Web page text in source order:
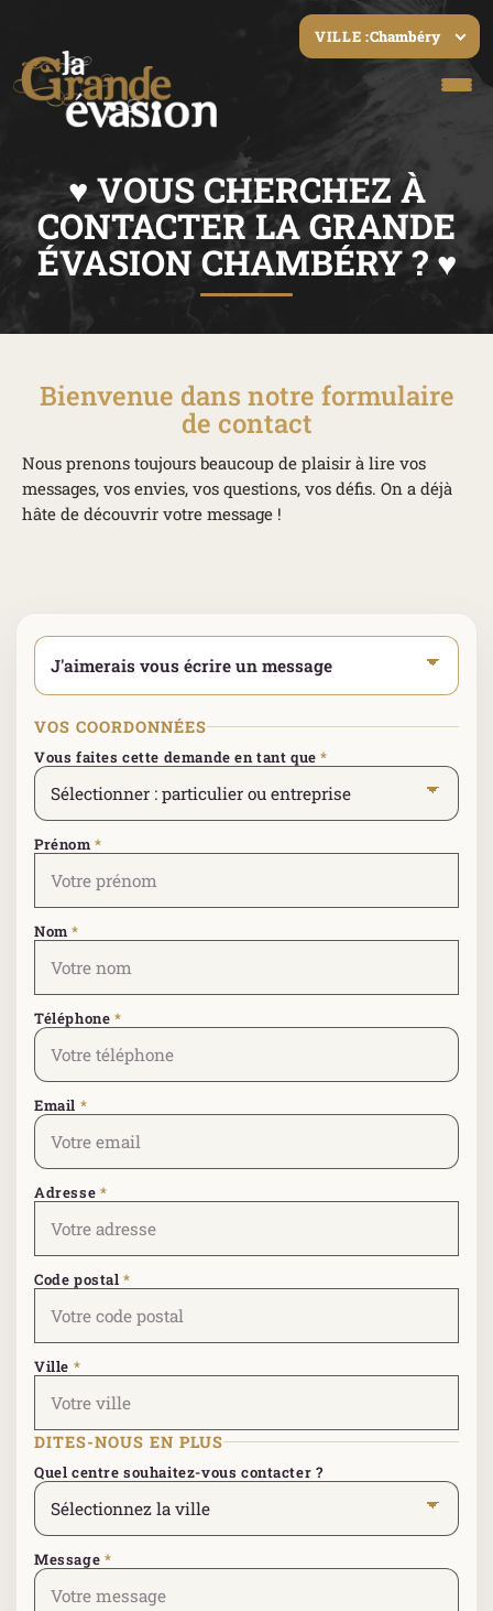
VILLE :Chambéry
♥ VOUS CHERCHEZ À
CONTACTER LA GRANDE
ÉVASION CHAMBÉRY ? ♥
Bienvenue dans notre formulaire
de contact
Nous prenons toujours beaucoup de plaisir à lire vos
messages, vos envies, vos questions, vos défis. On a déjà
hâte de découvrir votre message !
Sélectionner votre type de demande*
VOS COORDONNÉES
Vous faites cette demande en tant que*
Prénom*
Nom*
Téléphone *
Email *
Adresse *
Code postal*
Ville *
DITES-NOUS EN PLUS
Quel centre souhaitez-vous contacter ?
Message *